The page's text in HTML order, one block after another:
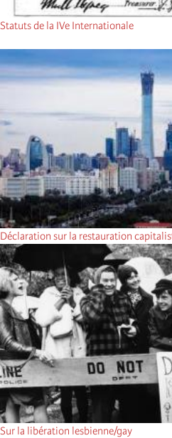
Statuts de la IVe Internationale
Déclaration sur la restauration
Sur la libération lesbienne/gay